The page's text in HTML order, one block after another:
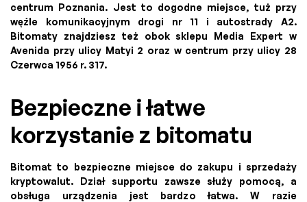
centrum Poznania. Jest to dogodne miejsce, tuż przy
węźle komunikacyjnym drogi nr 11 i autostrady A2.
Bitomaty znajdziesz też obok sklepu Media Expert w
Avenida przy ulicy Matyi 2 oraz w centrum przy ulicy 28
Czerwca 1956 r. 317.
Bezpieczne i łatwe
korzystanie z bitomatu
Bitomat to bezpieczne miejsce do zakupu i sprzedaży
kryptowalut. Dział supportu zawsze służy pomocą, a
obsługa urządzenia jest bardzo łatwa. W razie